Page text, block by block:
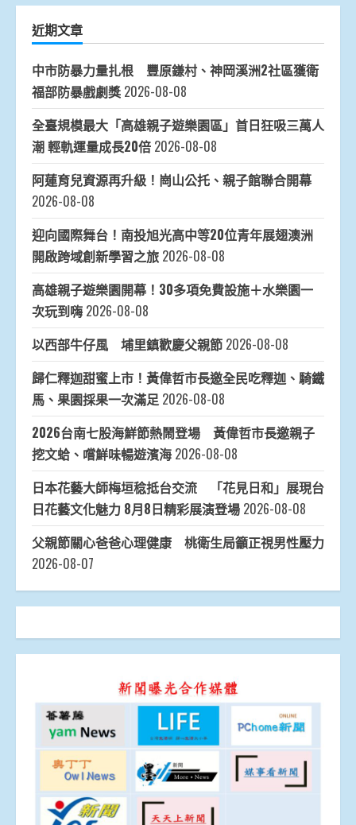
近期文章
中市防暴力量扎根 豐原鎌村、神岡溪洲2社區獲衛
福部防暴戲劇獎 2026-08-08
全臺規模最大「高雄親子遊樂園區」首日狂吸三萬人
潮 輕軌運量成長20倍 2026-08-08
阿蓮育兒資源再升級！崗山公托、親子館聯合開幕
2026-08-08
迎向國際舞台！南投旭光高中等20位青年展翅澳洲
開啟跨域創新學習之旅 2026-08-08
高雄親子遊樂園開幕！30多項免費設施＋水樂園一
次玩到嗨 2026-08-08
以西部牛仔風 埔里鎮歡慶父親節 2026-08-08
歸仁釋迦甜蜜上市！黃偉哲市長邀全民吃釋迦、騎鐵
馬、果園採果一次滿足 2026-08-08
2026台南七股海鮮節熱鬧登場 黃偉哲市長邀親子
挖文蛤、嚐鮮味暢遊濱海 2026-08-08
日本花藝大師梅垣稔抵台交流 「花見日和」展現台
日花藝文化魅力 8月8日精彩展演登場 2026-08-08
父親節關心爸爸心理健康 桃衛生局籲正視男性壓力
2026-08-07